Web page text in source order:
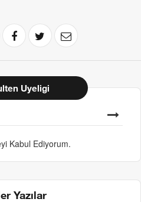
Uyeligi
Kabul Ediyorum.
Yazılar